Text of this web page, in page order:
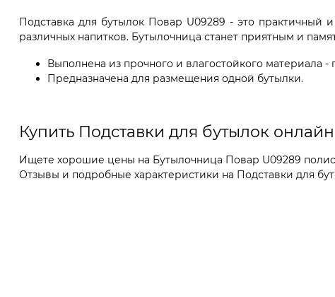
Подставка для бутылок Повар U09289 - это практичный
различных напитков. Бутылочница станет приятным и
Выполнена из прочного и влагостойкого материала
Предназначена для размещения одной бутылки.
Купить Подставки для бутылок онлайн
Ищете хорошие цены на Бутылочница Повар U09289
Отзывы и подробные характеристики на Подставки для